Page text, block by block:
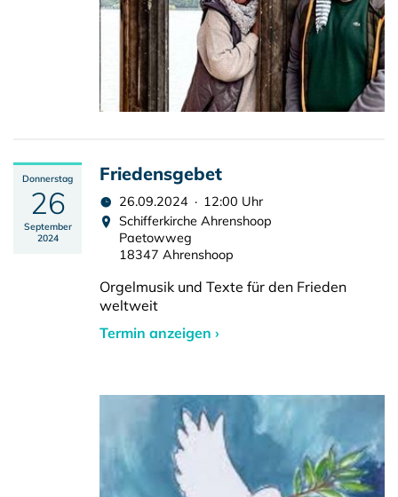
Donnerstag
26
September
2024
Friedensgebet
26.09.2024 · 12:00 Uhr
Schifferkirche Ahrenshoop
Paetowweg
18347 Ahrenshoop
Orgelmusik und Texte für den Frieden
weltweit
Termin anzeigen ›